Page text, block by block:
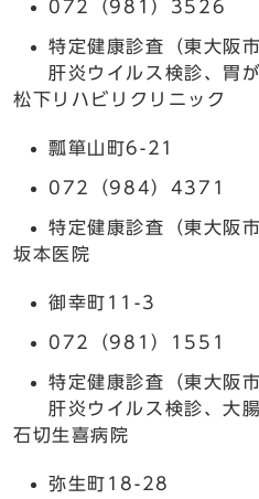
072（981）3526
特定健康診査（東大阪
肝炎ウイルス検診、胃
松下リハビリクリニック
瓢箪山町6-21
072（984）4371
特定健康診査（東大阪
坂本医院
御幸町11-3
072（981）1551
特定健康診査（東大阪
肝炎ウイルス検診、大
石切生喜病院
弥生町18-28